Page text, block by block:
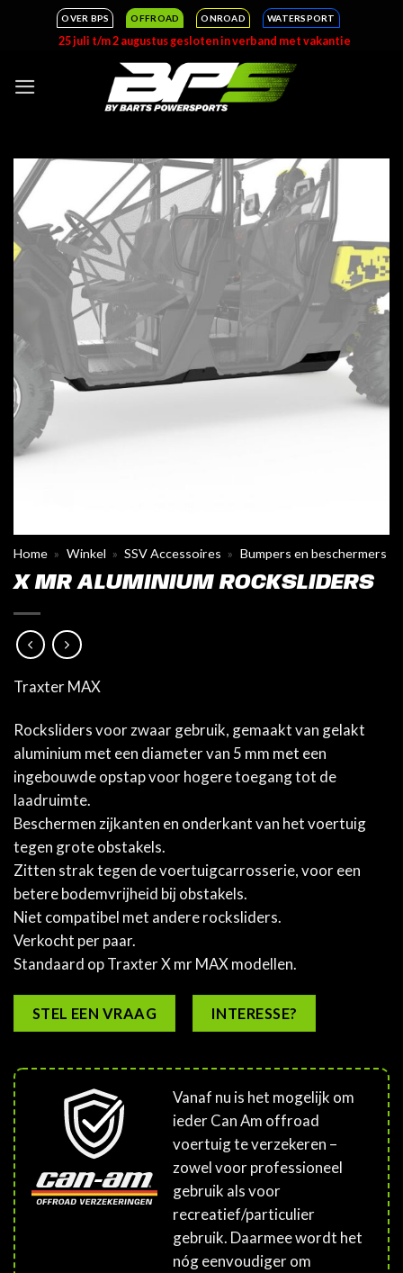
OVER BPS OFFROAD ONROAD WATERSPORT
25 juli t/m 2 augustus gesloten in verband met vakantie
Home » Winkel » SSV Accessoires » Bumpers en beschermers
X MR ALUMINIUM ROCKSLIDERS
Traxter MAX
Rocksliders voor zwaar gebruik, gemaakt van gelakt
aluminium met een diameter van 5 mm met een
ingebouwde opstap voor hogere toegang tot de
laadruimte.
Beschermen zijkanten en onderkant van het voertuig
tegen grote obstakels.
Zitten strak tegen de voertuigcarrosserie, voor een
betere bodemvrijheid bij obstakels.
Niet compatibel met andere rocksliders.
Verkocht per paar.
Standaard op Traxter X mr MAX modellen.
STEL EEN VRAAG INTERESSE?
Vanaf nu is het mogelijk om
ieder Can Am offroad
voertuig te verzekeren –
zowel voor professioneel
gebruik als voor
recreatief/particulier
gebruik. Daarmee wordt het
nóg eenvoudiger om